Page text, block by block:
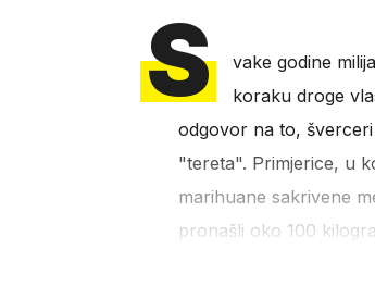
S
vake godine
koraku droge
odgovor na to,
"tereta". Primjerice, u
marihuane sakrivene
pronašli oko 100